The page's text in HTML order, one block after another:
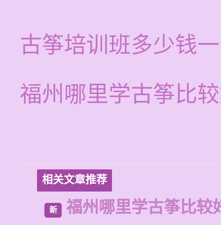
古筝培训班多少钱
福州哪里学古筝比
相关文章推荐
新 福州哪里学古筝比较